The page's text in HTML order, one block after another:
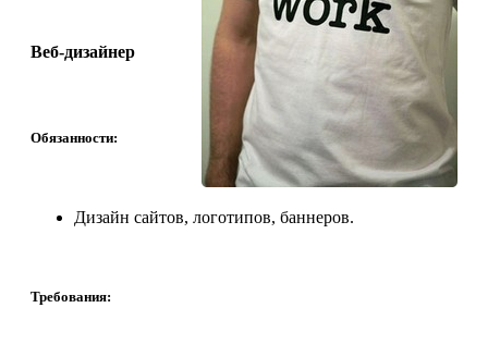
Веб-дизайнер
Обязанности:
Дизайн сайтов, логотипов, баннеров.
Требования: